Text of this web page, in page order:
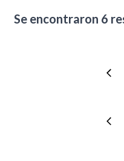
Se encontraron 6